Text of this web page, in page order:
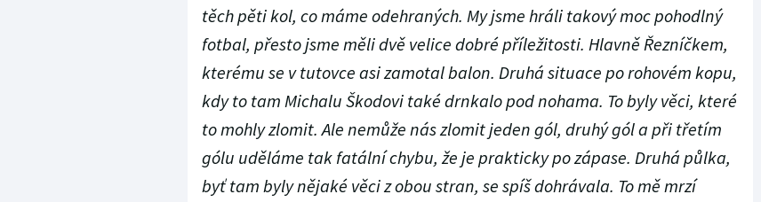
těch pěti kol, co máme odehraných. My jsme hráli takový moc pohodlný
fotbal, přesto jsme měli dvě velice dobré příležitosti. Hlavně Řezníčkem,
kterému se v tutovce asi zamotal balon. Druhá situace po rohovém kopu,
kdy to tam Michalu Škodovi také drnkalo pod nohama. To byly věci, které
to mohly zlomit. Ale nemůže nás zlomit jeden gól, druhý gól a při třetím
gólu uděláme tak fatální chybu, že je prakticky po zápase. Druhá půlka,
byť tam byly nějaké věci z obou stran, se spíš dohrávala. To mě mrzí